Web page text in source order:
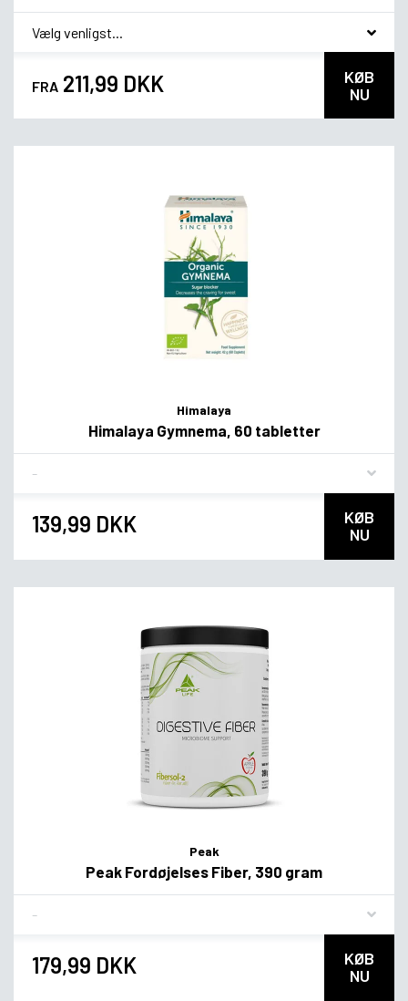
* Smagsvariant
FRA 211,99 DKK
KØB
NU
Himalaya
Himalaya Gymnema, 60 tabletter
139,99 DKK
KØB
NU
Peak
Peak Fordøjelses Fiber, 390 gram
179,99 DKK
KØB
NU